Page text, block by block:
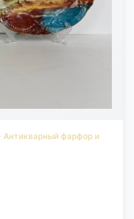
Антикварный фарфор и